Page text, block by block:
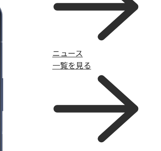
ニュース
一覧を見る